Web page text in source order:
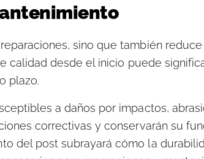
sino que también
calidad desde el inicio puede
plazo.
a daños por impactos,
correctivas y conservarán su
del post subrayará cómo la